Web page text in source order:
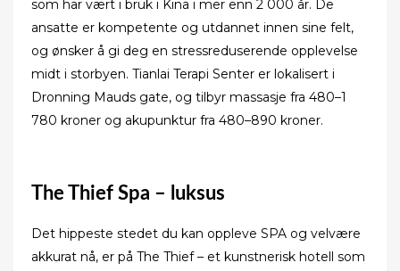
som har vært i bruk i Kina i mer enn 2 000 år. De
ansatte er kompetente og utdannet innen sine felt,
og ønsker å gi deg en stressreduserende opplevelse
midt i storbyen. Tianlai Terapi Senter er lokalisert i
Dronning Mauds gate, og tilbyr massasje fra 480–1
780 kroner og akupunktur fra 480–890 kroner.
The Thief Spa – luksus
Det hippeste stedet du kan oppleve SPA og velvære
akkurat nå, er på The Thief – et kunstnerisk hotell som